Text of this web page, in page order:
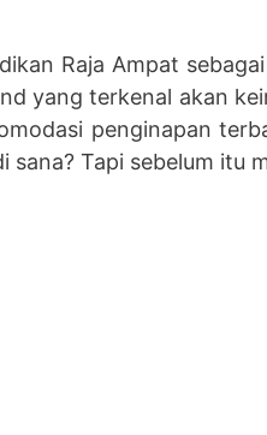
Raja Ampat
yang terkenal akan
penginapan
Tapi sebelum itu